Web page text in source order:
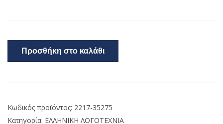
Προσθήκη στο καλάθι
Κωδικός προϊόντος: 2217-35275
Κατηγορία: ΕΛΛΗΝΙΚΗ ΛΟΓΟΤΕΧΝΙΑ